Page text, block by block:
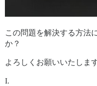
この問題を解決する方法
か？
よろしくお願いいたします
I.